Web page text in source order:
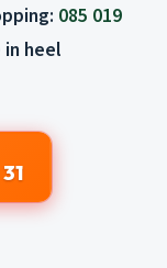
085 019
heel